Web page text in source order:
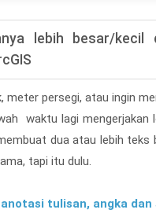
lebih besar/kecil
persegi, atau ingin
waktu lagi mengerjakan
dua atau lebih teks
tapi itu dulu.
anotasi tulisan, angka dan